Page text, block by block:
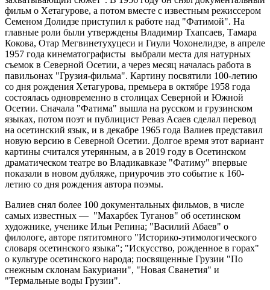
фильм о Хетагурове, а потом вместе с известным режиссером
Семеном Долидзе приступил к работе над "Фатимой". На
главные роли были утверждены Владимир Тхапсаев, Тамара
Кокова, Отар Мегвинетухуцеси и Гиули Чохонелидзе, в апреле
1957 года кинематографисты выбрали места для натурных
съемок в Северной Осетии, а через месяц началась работа в
павильонах "Грузия-фильма". Картину посвятили 100-летию
со дня рождения Хетагурова, премьера в октябре 1958 года
состоялась одновременно в столицах Северной и Южной
Осетии. Сначала "Фатима" вышла на русском и грузинском
языках, потом поэт и публицист Реваз Асаев сделал перевод
на осетинский язык, и в декабре 1965 года Валиев представил
новую версию в Северной Осетии. Долгое время этот вариант
картины считался утерянным, а в 2019 году в Осетинском
драматическом театре во Владикавказе "Фатиму" впервые
показали в новом дубляже, приурочив это событие к 160-
летию со дня рождения автора поэмы.
Валиев снял более 100 документальных фильмов, в числе
самых известных — "Махарбек Туганов" об осетинском
художнике, ученике Ильи Репина; "Василий Абаев" о
филологе, авторе пятитомного "Историко-этимологического
словаря осетинского языка"; "Искусство, рожденное в горах"
о культуре осетинского народа; посвященные Грузии "По
снежным склонам Бакуриани", "Новая Сванетия" и
"Термальные воды Грузии".